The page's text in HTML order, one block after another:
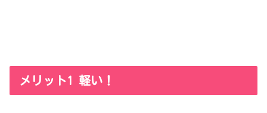
メリット1 軽い！